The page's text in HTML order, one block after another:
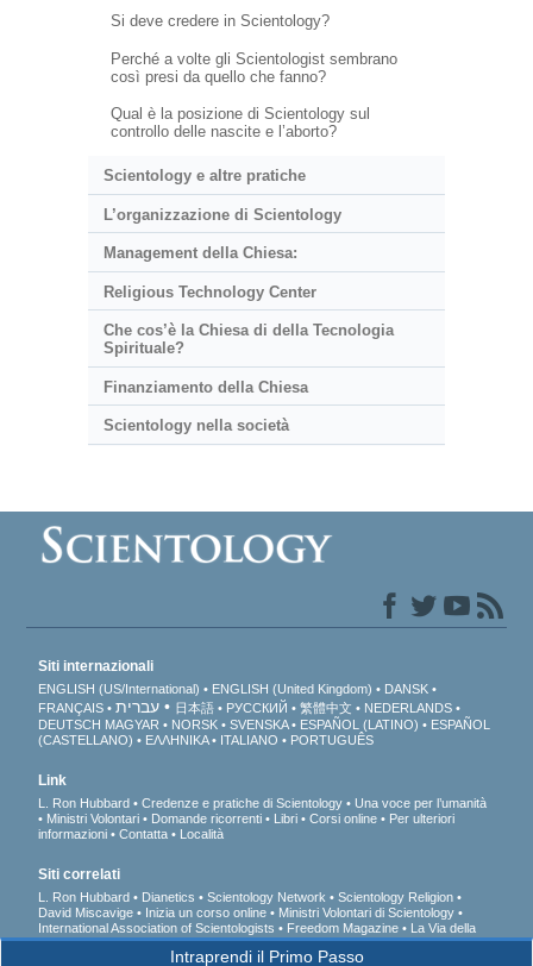
Si deve credere in Scientology?
Perché a volte gli Scientologist sembrano
così presi da quello che fanno?
Qual è la posizione di Scientology sul
controllo delle nascite e l’aborto?
Scientology e altre pratiche
L’organizzazione di Scientology
Management della Chiesa:
Religious Technology Center
Che cos’è la Chiesa di della Tecnologia
Spirituale?
Finanziamento della Chiesa
Scientology nella società
Intraprendi il Primo Passo
Siti internazionali
ENGLISH (US/International) ENGLISH (United Kingdom)
DANSK
FRANÇAIS
עברית 日本語 РУССКИЙ 繁體中文
NEDERLANDS
DEUTSCH MAGYAR NORSK SVENSKA ESPAÑOL (LATINO)
ESPAÑOL
(CASTELLANO)
ΕΛΛΗΝΙΚA ITALIANO PORTUGUÊS
Link
L. Ron Hubbard Credenze e pratiche di Scientology
Una voce per l’umanità
Ministri Volontari
Domande ricorrenti Libri Corsi online
Per ulteriori
informazioni
Contatta Località
Siti correlati
L. Ron Hubbard Dianetics Scientology Network
Scientology Religion
David Miscavige
Inizia un corso online
Ministri Volontari di Scientology
International Association of Scientologists
Freedom Magazine
La Via della
Felicità
A sostegno di un mondo libero dalla droga
Uniti per i Diritti Umani
Gioventù per i Diritti Umani
Comitato dei Cittadini per i Diritti Umani